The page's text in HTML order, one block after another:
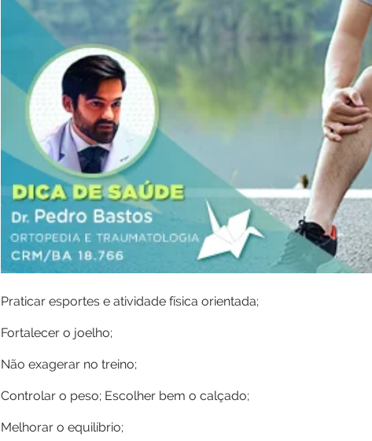
Praticar esportes e atividade física orientada;
Fortalecer o joelho;
Não exagerar no treino;
Controlar o peso; Escolher bem o calçado;
Melhorar o equilíbrio;